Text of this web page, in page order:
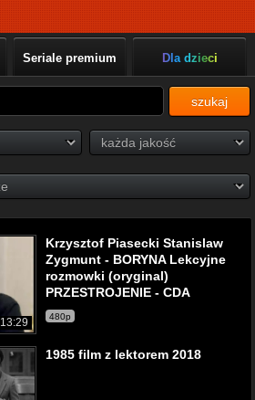
Seriale premium Dla dzieci
szukaj
13:29
Krzysztof Piasecki Stanislaw
Zygmunt - BORYNA Lekcyjne
rozmowki (oryginal)
PRZESTROJENIE - CDA
480p
1985 film z lektorem 2018